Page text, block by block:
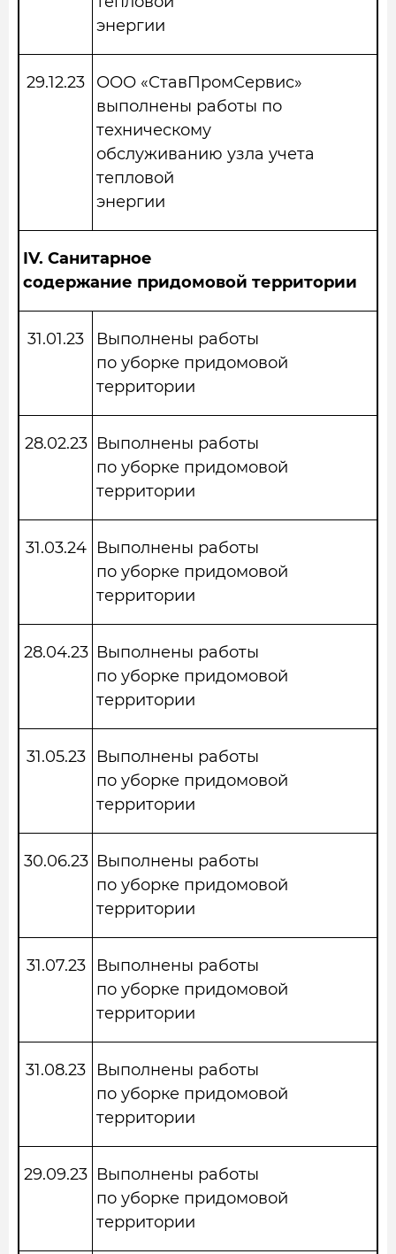
энергии
29.12.23
ООО «СтавПромСервис»
выполнены работы по
техническому
обслуживанию узла учета
тепловой
энергии
IV. Санитарное
содержание придомовой территории
31.01.23
Выполнены работы
по уборке придомовой
территории
28.02.23 Выполнены работы
по уборке придомовой
территории
31.03.24
Выполнены работы
по уборке придомовой
территории
28.04.23 Выполнены работы
по уборке придомовой
территории
31.05.23
Выполнены работы
по уборке придомовой
территории
30.06.23 Выполнены работы
по уборке придомовой
территории
31.07.23
Выполнены работы
по уборке придомовой
территории
31.08.23
Выполнены работы
по уборке придомовой
территории
29.09.23 Выполнены работы
по уборке придомовой
территории